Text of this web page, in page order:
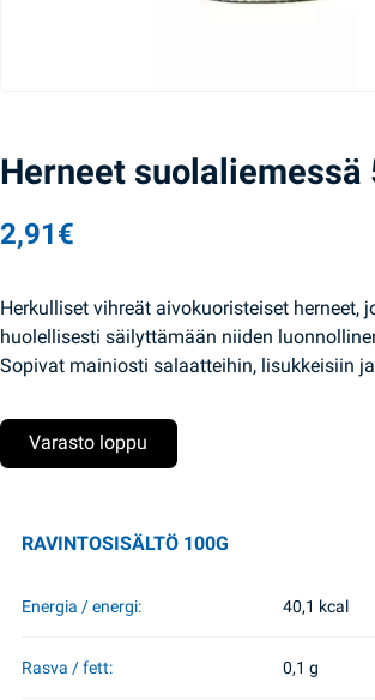
Herneet suolaliemessä
2,91€
Herkulliset vihreät aivokuoristeiset herneet,
huolellisesti säilyttämään niiden
Sopivat mainiosti salaatteihin, lisukkeisiin
Varasto loppu
RAVINTOSISÄLTÖ 100G
Energia / energi: 40,1 kcal
Rasva / fett: 0,1 g